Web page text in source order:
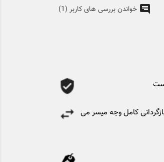
خواندن بررسی های کاربر (1)
کامل وجه میسر می